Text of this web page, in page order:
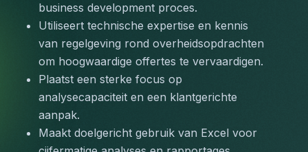
business development proces.
Utiliseert technische expertise en kennis
van regelgeving rond overheidsopdrachten
om hoogwaardige offertes te vervaardigen.
Plaatst een sterke focus op
analysecapaciteit en een klantgerichte
aanpak.
Maakt doelgericht gebruik van Excel voor